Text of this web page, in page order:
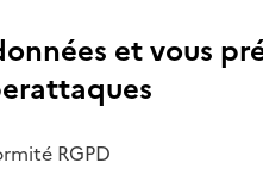
et vous
RGPD